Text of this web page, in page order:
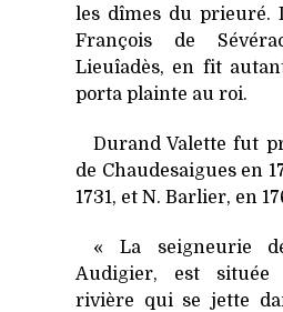
les dîmes du prieuré.
François de
Lieuîadès, en fit
porta plainte au roi.
Durand Valette fut
de Chaudesaigues en
1731, et N. Barlier, en
« La seigneurie
Audigier, est
rivière qui se jette